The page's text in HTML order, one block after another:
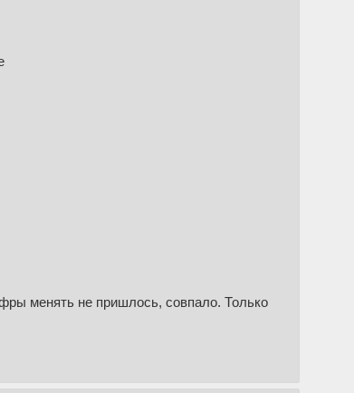
менять не пришлось, совпало. Только